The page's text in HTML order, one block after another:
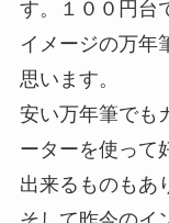
す。１００円台
イメージの万年
思います。
安い万年筆でも
ーターを使って
出来るものもあ